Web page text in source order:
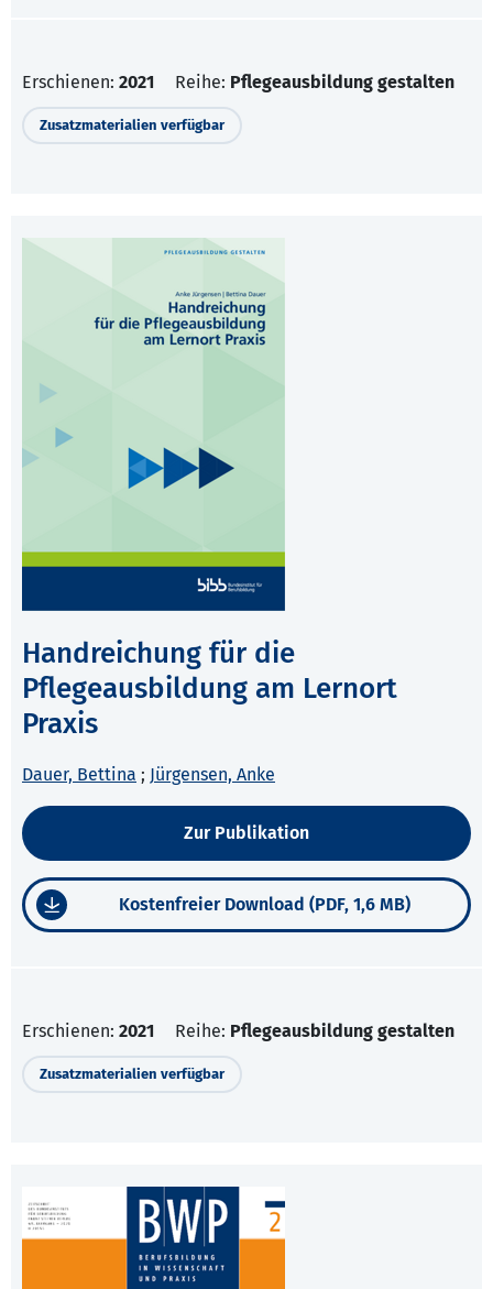
Erschienen: 2021 Reihe: Pflegeausbildung gestalten
Zusatzmaterialien verfügbar
Handreichung für die
Pflegeausbildung am Lernort
Praxis
Dauer, Bettina ; Jürgensen, Anke
Zur Publikation
Kostenfreier Download (PDF, 1,6 MB)
Erschienen: 2021 Reihe: Pflegeausbildung gestalten
Zusatzmaterialien verfügbar